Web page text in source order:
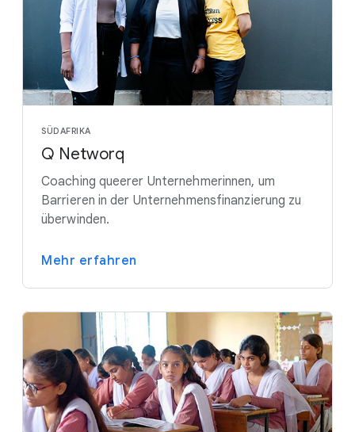
SÜDAFRIKA
Q Networq
Coaching queerer Unternehmerinnen, um
Barrieren in der Unternehmensfinanzierung zu
überwinden.
Mehr erfahren